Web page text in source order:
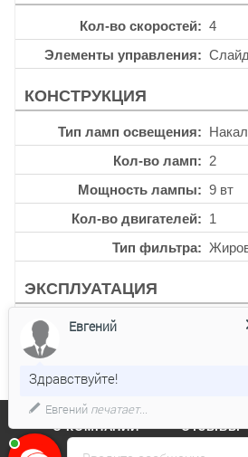
Кол-во скоростей
4
Элементы управления
КОНСТРУКЦИЯ
Тип ламп освещения
Кол-во ламп
2
Мощность лампы
9 вт
Кол-во двигателей
1
Тип фильтра
ЭКСПЛУАТАЦИЯ
Уровень шума
О КОМПАНИИ ОТЗЫВЫ
Евгений
Здравствуйте!
Евгенийпечатает...